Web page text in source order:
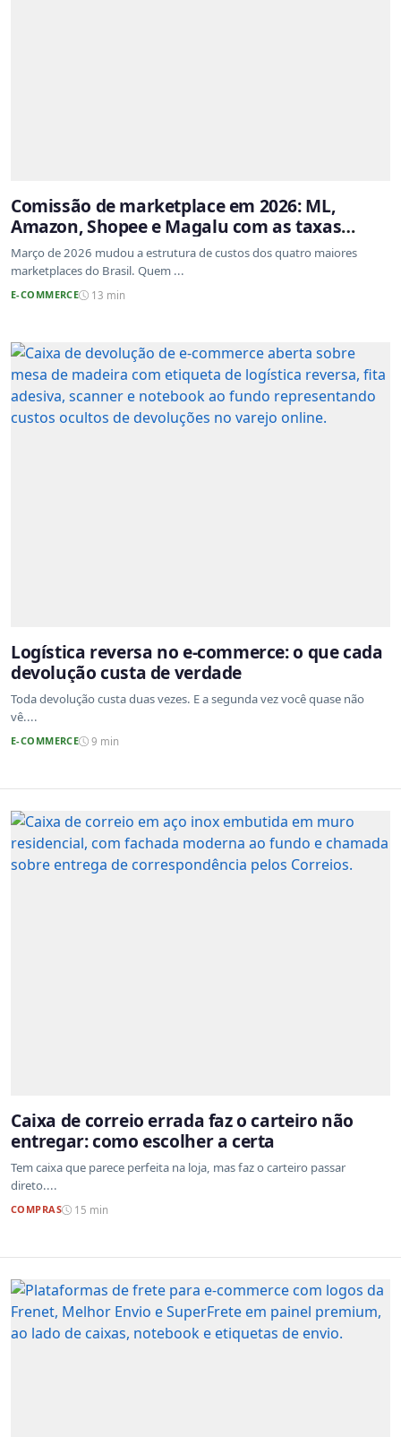
Comissão de marketplace em 2026: ML,
Amazon, Shopee e Magalu com as taxas
atualizadas
Março de 2026 mudou a estrutura de custos dos quatro maiores
marketplaces do Brasil. Quem ...
E-COMMERCE 13 min
Logística reversa no e-commerce: o que cada
devolução custa de verdade
Toda devolução custa duas vezes. E a segunda vez você quase não
vê....
E-COMMERCE 9 min
Caixa de correio errada faz o carteiro não
entregar: como escolher a certa
Tem caixa que parece perfeita na loja, mas faz o carteiro passar
direto....
COMPRAS 15 min